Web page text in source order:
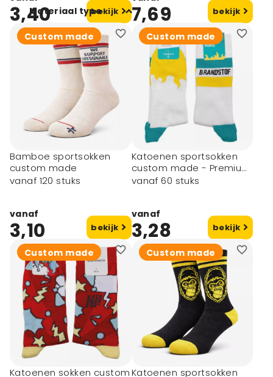
Materiaal type
Katoen (2)
Kies de
gewenste bewerking
3,40 bekijk 7,69 bekijk
Custom made
Bamboe sportsokken
custom made
vanaf 120 stuks
vanaf
3,10 bekijk
Custom made
Katoenen sportsokken
custom made - Premium
Express
vanaf 60 stuks
vanaf
3,28 bekijk
Custom made
Katoenen sokken custom
Custom made
Katoenen sportsokken